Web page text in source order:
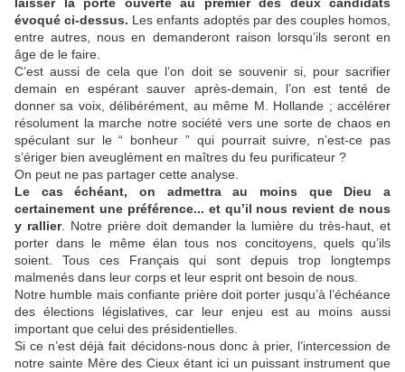
évoqué ci-dessus. Les enfants adoptés par des couples homos,
entre autres, nous en demanderont raison lorsqu’ils seront en
âge de le faire.
C’est aussi de cela que l’on doit se souvenir si, pour sacrifier
demain en espérant sauver après-demain, l’on est tenté de
donner sa voix, délibérément, au même M. Hollande ; accélérer
résolument la marche notre société vers une sorte de chaos en
spéculant sur le “ bonheur ” qui pourrait suivre, n’est-ce pas
s’ériger bien aveuglément en maîtres du feu purificateur ?
On peut ne pas partager cette analyse.
Le cas échéant, on admettra au moins que Dieu a
certainement une préférence... et qu’il nous revient de nous
y rallier. Notre prière doit demander la lumière du très-haut, et
porter dans le même élan tous nos concitoyens, quels qu’ils
soient. Tous ces Français qui sont depuis trop longtemps
malmenés dans leur corps et leur esprit ont besoin de nous.
Notre humble mais confiante prière doit porter jusqu’à l’échéance
des élections législatives, car leur enjeu est au moins aussi
important que celui des présidentielles.
Si ce n’est déjà fait décidons-nous donc à prier, l’intercession de
notre sainte Mère des Cieux étant ici un puissant instrument que